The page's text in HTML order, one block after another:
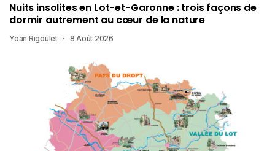
Nuits insolites en Lot-et-Garonne : trois façons de
dormir autrement au cœur de la nature
Yoan Rigoulet 8 Août 2026